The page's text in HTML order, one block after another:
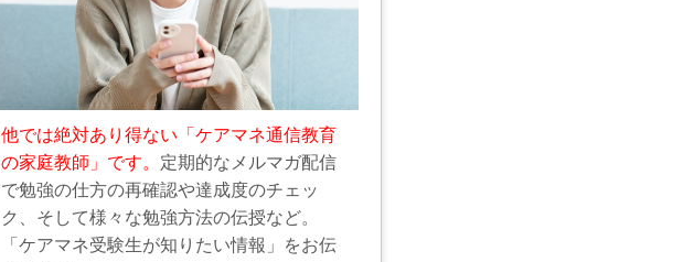
他では絶対あり得ない「ケアマネ通信教育
の家庭教師」です。 定期的なメルマガ配信
で勉強の仕方の再確認や達成度のチェッ
ク、そして様々な勉強方法の伝授など。
「ケアマネ受験生が知りたい情報」をお伝